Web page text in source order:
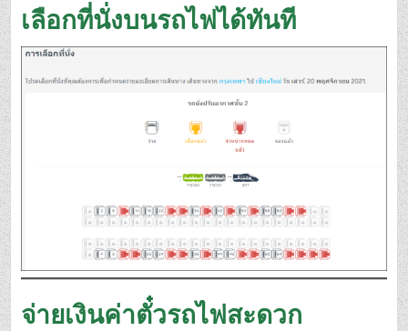
เลือกที่นั่งบนรถไฟได้ทันที
จ่ายเงินค่าตั๋วรถไฟสะดวก